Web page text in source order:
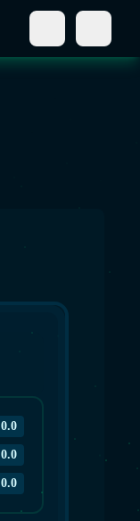
0.0
0.0
0.0